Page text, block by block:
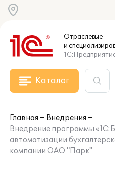
Отраслевые
и
Каталог
Главная
Внедрения
Внедрение программы
автоматизации
компании ОАО "Парк"